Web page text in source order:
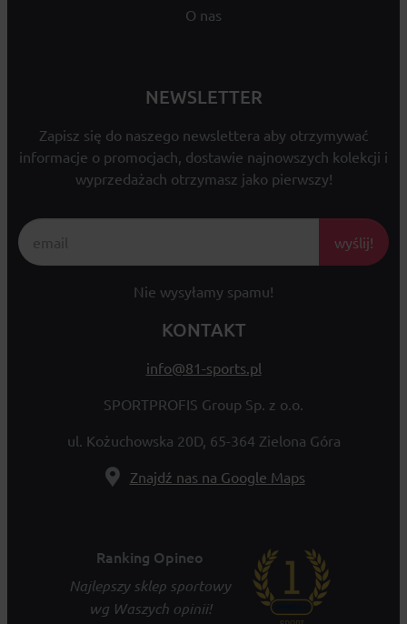
O nas
NEWSLETTER
Zapisz się do naszego newslettera aby otrzymywać
informacje o promocjach, dostawie najnowszych kolekcji i
wyprzedażach otrzymasz jako pierwszy!
wyślij!
Nie wysyłamy spamu!
KONTAKT
info@81-sports.pl
SPORTPROFIS Group Sp. z o.o.
ul. Kożuchowska 20D, 65-364 Zielona Góra
Znajdź nas na Google Maps
Ranking Opineo
Najlepszy sklep sportowy
wg Waszych opinii!